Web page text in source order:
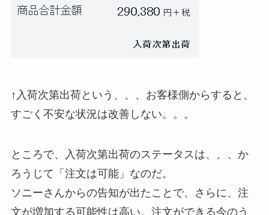
↑入荷次第出荷という、、、お客様側からすると、
すごく不安な状況は改善しない。。。
ところで、入荷次第出荷のステータスは、、、か
ろうじて「注文は可能」なのだ。
ソニーさんからの告知が出たことで、さらに、注
文が増加する可能性は高い。注文ができる今のう